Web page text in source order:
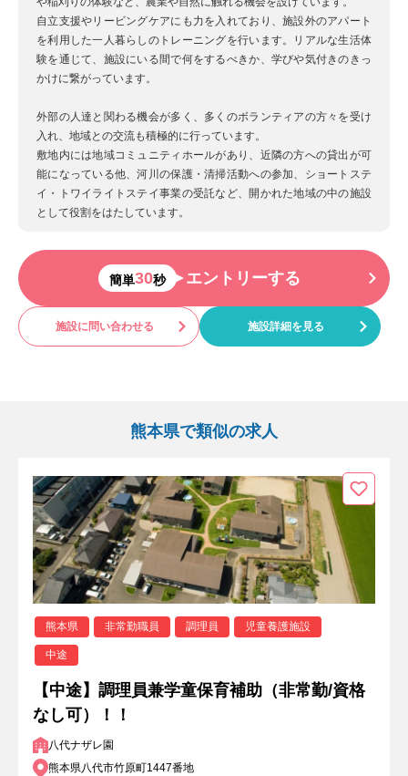
自立支援やリービングケアにも力を入れており、施設外のアパート
を利用した一人暮らしのトレーニングを行います。リアルな生活体
験を通じて、施設にいる間で何をするべきか、学びや気付きのきっ
かけに繋がっています。
外部の人達と関わる機会が多く、多くのボランティアの方々を受け
入れ、地域との交流も積極的に行っています。
敷地内には地域コミュニティホールがあり、近隣の方への貸出が可
能になっている他、河川の保護・清掃活動への参加、ショートステ
イ・トワイライトステイ事業の受託など、開かれた地域の中の施設
として役割をはたしています。
簡単30秒 エントリーする
施設に問い合わせる 施設詳細を見る
熊本県で類似の求人
熊本県 非常勤職員 調理員 児童養護施設
中途
【中途】調理員兼学童保育補助（非常勤/資格
なし可）！！
八代ナザレ園
熊本県八代市竹原町1447番地